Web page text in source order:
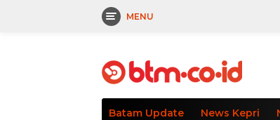
MENU
Batam Update News Kepri